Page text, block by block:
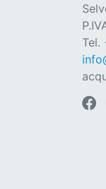
Tel.